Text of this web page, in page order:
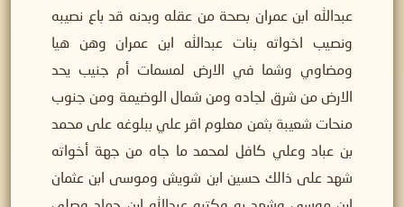
عبدالله ابن عمران بصحة من عقله وبدنه قد باع نصيبه
ونصيب اخواته بنات عبدالله ابن عمران وهن هيا
ومضاوي وشما في الارض لمسمات أم جنيب يحد
الارض من شرق لجاده ومن شمال الوضيمة ومن جنوب
منحات شعيبة بثمن معلوم اقر علي ببلوغه على محمد
بن عباد وعلي كافل لمحمد ما جاه من جهة أخواته
شهد على ذالك حسين ابن شويش وموسى ابن عثمان